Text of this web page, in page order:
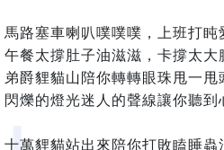
馬路塞車喇叭噗噗噗，上班打盹
午餐太撐肚子油滋滋，卡撐太大
弟爵貍貓山陪你轉轉眼珠甩一甩
閃爍的燈光迷人的聲線讓你聽到
十萬貍貓站出來陪你打敗瞌睡蟲